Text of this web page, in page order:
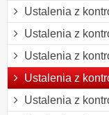
Ustalenia z
Ustalenia z
Ustalenia z
Ustalenia z
Ustalenia z